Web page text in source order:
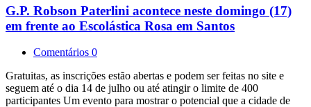
G.P. Robson Paterlini acontece neste domingo (17)
em frente ao Escolástica Rosa em Santos
Comentários 0
Gratuitas, as inscrições estão abertas e podem ser feitas no site e
seguem até o dia 14 de julho ou até atingir o limite de 400
participantes Um evento para mostrar o potencial que a cidade de